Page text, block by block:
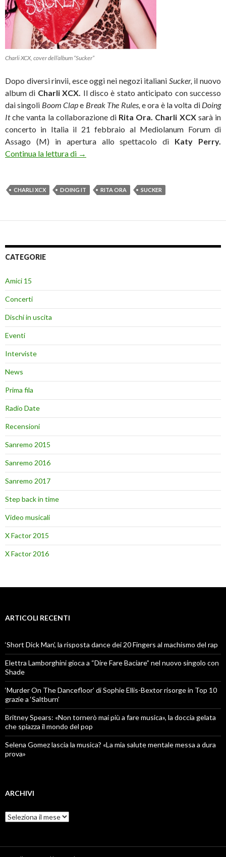
Charli XCX, cover dell’album “Sucker”
Dopo diversi rinvii, esce oggi nei negozi italiani Sucker, il nuovo
album di Charli XCX. Il disco è stato anticipato con successo
dai singoli Boom Clape Break The Rules, e ora è la volta di Doing
Itche vanta la collaborazione di Rita Ora. Charli XCX sarà in
concerto in Italia il 21 febbraio al Mediolanum Forum di
Assago (M) in apertura allo spettacolo di Katy Perry.
Continua la lettura di
Charli XCX, esce oggi l’album “Sucker”
→
CHARLI XCX DOING IT RITA ORA SUCKER
CATEGORIE
Amici 15
Concerti
Dischi in uscita
Eventi
Interviste
News
Prima fila
Radio Date
Recensioni
Sanremo 2015
Sanremo 2016
Sanremo 2017
Step back in time
Video musicali
X Factor 2015
X Factor 2016
ARTICOLI RECENTI
‘Short Dick Man’, la risposta dance dei 20 Fingers al machismo del rap
Elettra Lamborghini gioca a “Dire Fare Baciare” nel nuovo singolo con
Shade
‘Murder On The Dancefloor’ di Sophie Ellis-Bextor risorge in Top 10
grazie a ‘Saltburn’
Britney Spears: «Non tornerò mai più a fare musica», la doccia gelata
che spiazza il mondo del pop
Selena Gomez lascia la musica? «La mia salute mentale messa a dura
prova»
ARCHIVI
Archivi